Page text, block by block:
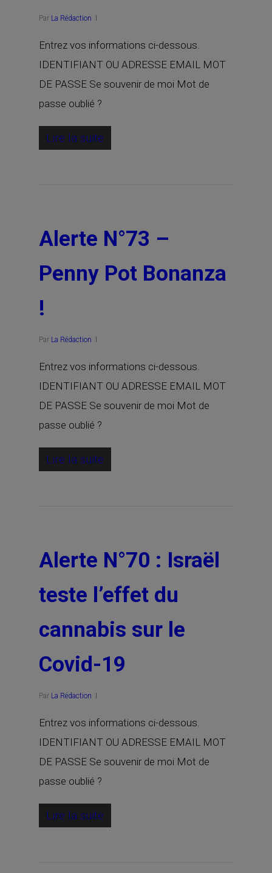
Par La Rédaction
Entrez vos informations ci-dessous.
IDENTIFIANT OU ADRESSE EMAIL MOT
DE PASSE Se souvenir de moi Mot de
passe oublié ?
Lire la suite
Alerte N°73 –
Penny Pot Bonanza
!
Par La Rédaction
Entrez vos informations ci-dessous.
IDENTIFIANT OU ADRESSE EMAIL MOT
DE PASSE Se souvenir de moi Mot de
passe oublié ?
Lire la suite
Alerte N°70 : Israël
teste l’effet du
cannabis sur le
Covid-19
Par La Rédaction
Entrez vos informations ci-dessous.
IDENTIFIANT OU ADRESSE EMAIL MOT
DE PASSE Se souvenir de moi Mot de
passe oublié ?
Lire la suite